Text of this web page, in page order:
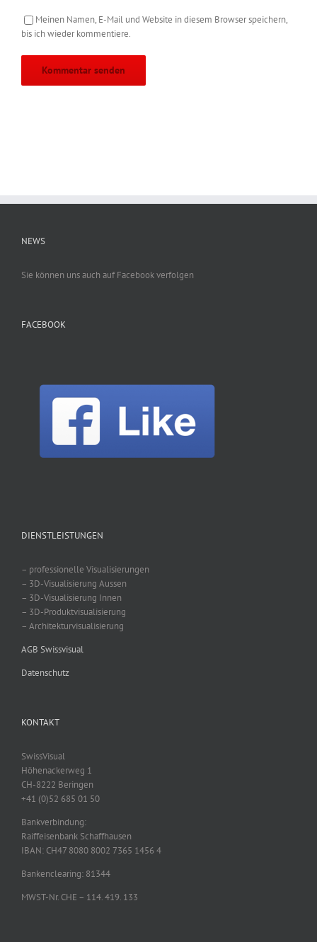
Meinen Namen, E-Mail und Website in diesem Browser speichern,
bis ich wieder kommentiere.
NEWS
Sie können uns auch auf Facebook verfolgen
FACEBOOK
DIENSTLEISTUNGEN
– professionelle Visualisierungen
– 3D-Visualisierung Aussen
– 3D-Visualisierung Innen
– 3D-Produktvisualisierung
– Architekturvisualisierung
AGB Swissvisual
Datenschutz
KONTAKT
SwissVisual
Höhenackerweg 1
CH-8222 Beringen
+41 (0)52 685 01 50
Bankverbindung:
Raiffeisenbank Schaffhausen
IBAN: CH47 8080 8002 7365 1456 4
Bankenclearing: 81344
MWST-Nr. CHE – 114. 419. 133